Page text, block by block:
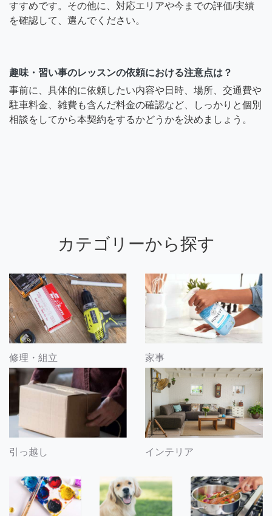
すすめです。その他に、対応エリアや今までの評価/実績
を確認して、選んでください。
趣味・習い事のレッスンの依頼における注意点は？
事前に、具体的に依頼したい内容や日時、場所、交通費や
駐車料金、雑費も含んだ料金の確認など、しっかりと個別
相談をしてから本契約をするかどうかを決めましょう。
カテゴリーから探す
修理・組立 家事
引っ越し インテリア